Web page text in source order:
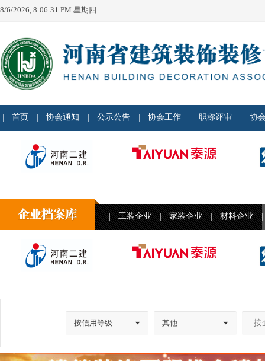
8/6/2026, 8:06:31 PM 星期四
首页 协会通知 公示公告 协会工作 职称评审 协
工装企业 家装企业 材料企业